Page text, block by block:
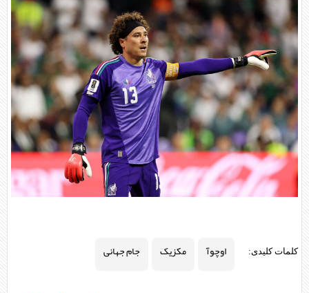
کلمات کلیدی: اوچوآ مکزیک جام جهانی